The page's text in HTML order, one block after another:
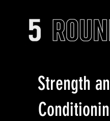
Strength